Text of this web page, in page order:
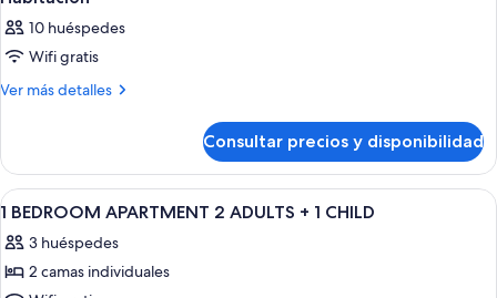
10 huéspedes
Wifi gratis
Ver más detalles
Más
Consultar precios y disponibilidad
Abrir
todas
las
fotos
Cortinas opacas, tabla de planchar
16
1 BEDROOM APARTMENT 2 ADULTS + 1 CHILD
3 huéspedes
2 camas individuales